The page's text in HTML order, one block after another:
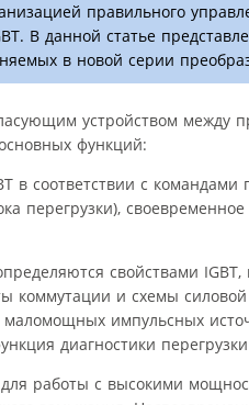
правильного
В данной статье
в новой серии
устройством между
функций:
в соответствии с командами
перегрузки),
свойствами
коммутации и схемы
импульсных
диагностики
работы с высокими